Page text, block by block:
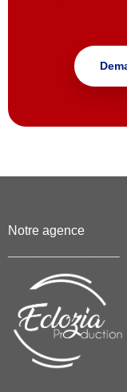
Notre agence